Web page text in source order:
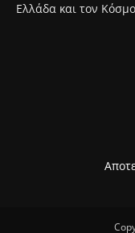
Ελλάδα και τον